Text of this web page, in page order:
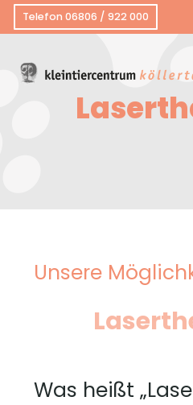
Telefon 06806 / 922 000
Unsere
Was heißt